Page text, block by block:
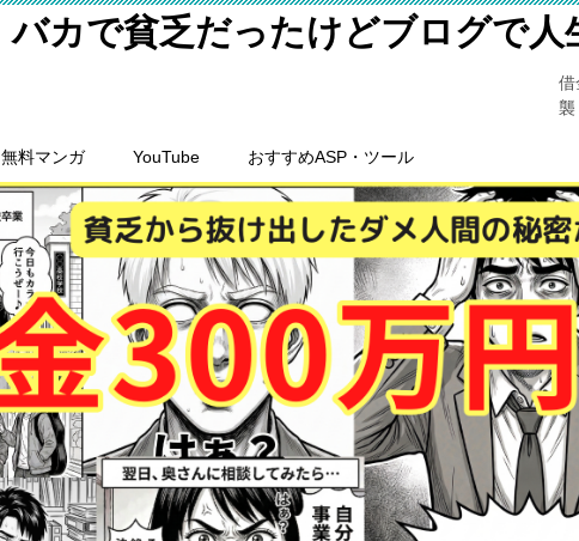
バカで貧乏だったけどブログで
借
襲
無料マンガ YouTube おすすめASP・ツール